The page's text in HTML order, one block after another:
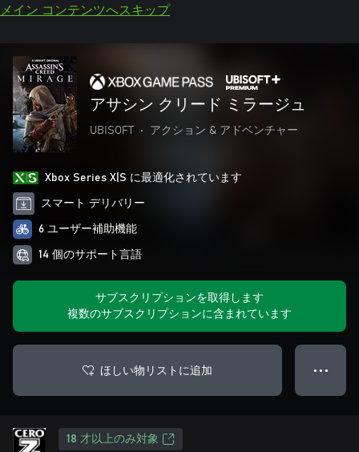
メイン コンテンツへスキップ
アサシン クリード ミラージュ
UBISOFT • アクション & アドベンチャー
Xbox Series X|S に最適化されています
スマート デリバリー
6 ユーザー補助機能
14 個のサポート言語
サブスクリプションを取得します
複数のサブスクリプションに含まれています
ほしい物リストに追加 ● ● ●
18 才以上のみ対象